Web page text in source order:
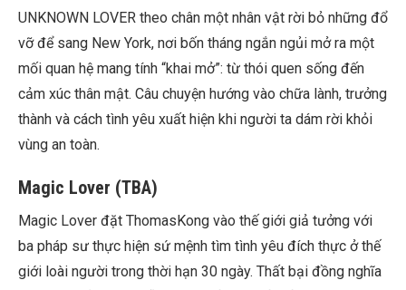
UNKNOWN LOVER theo chân một nhân vật rời bỏ những đổ
vỡ để sang New York, nơi bốn tháng ngắn ngủi mở ra một
mối quan hệ mang tính “khai mở”: từ thói quen sống đến
cảm xúc thân mật. Câu chuyện hướng vào chữa lành, trưởng
thành và cách tình yêu xuất hiện khi người ta dám rời khỏi
vùng an toàn.
Magic Lover (TBA)
Magic Lover đặt ThomasKong vào thế giới giả tưởng với
ba pháp sư thực hiện sứ mệnh tìm tình yêu đích thực ở thế
giới loài người trong thời hạn 30 ngày. Thất bại đồng nghĩa